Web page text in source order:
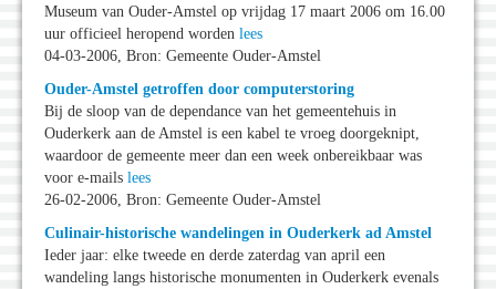
Museum van Ouder-Amstel op vrijdag 17 maart 2006 om 16.00
uur officieel heropend worden lees
04-03-2006, Bron: Gemeente Ouder-Amstel
Ouder-Amstel getroffen door computerstoring
Bij de sloop van de dependance van het gemeentehuis in
Ouderkerk aan de Amstel is een kabel te vroeg doorgeknipt,
waardoor de gemeente meer dan een week onbereikbaar was
voor e-mails lees
26-02-2006, Bron: Gemeente Ouder-Amstel
Culinair-historische wandelingen in Ouderkerk ad Amstel
Ieder jaar: elke tweede en derde zaterdag van april een
wandeling langs historische monumenten in Ouderkerk evenals